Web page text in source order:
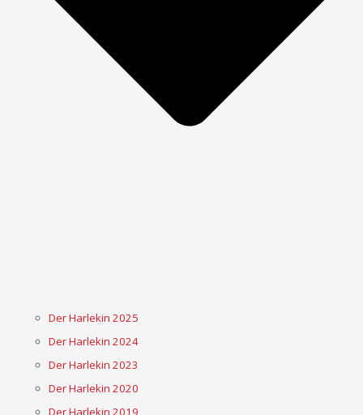
Der Harlekin 2025
Der Harlekin 2024
Der Harlekin 2023
Der Harlekin 2020
Der Harlekin 2019